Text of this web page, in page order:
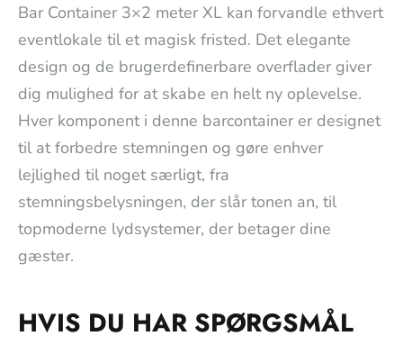
Bar Container 3×2 meter XL kan forvandle ethvert
eventlokale til et magisk fristed. Det elegante
design og de brugerdefinerbare overflader giver
dig mulighed for at skabe en helt ny oplevelse.
Hver komponent i denne barcontainer er designet
til at forbedre stemningen og gøre enhver
lejlighed til noget særligt, fra
stemningsbelysningen, der slår tonen an, til
topmoderne lydsystemer, der betager dine
gæster.
HVIS DU HAR SPØRGSMÅL